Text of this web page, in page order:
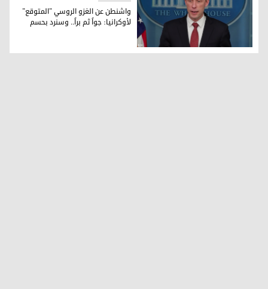
مستشار الأمن القومي للبيت الأبيض جيك سوليفان - تصوير:
واشنطن عن الغزو الروسي "المتوقع"
لأوكرانيا: جواً ثم براً.. وسنرد بحسم